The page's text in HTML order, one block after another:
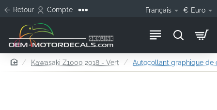
Retour Compte Français € Euro
homeKawasaki Z1000 2018 - Vert Autocollant graphique de